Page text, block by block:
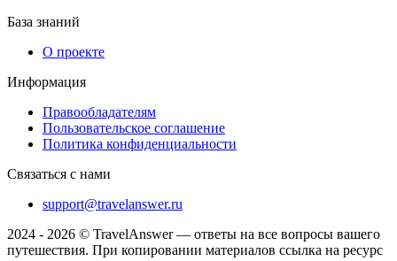
База знаний
О проекте
Информация
Правообладателям
Пользовательское соглашение
Политика конфиденциальности
Связаться с нами
support@travelanswer.ru
2024 - 2026 © TravelAnswer — ответы на все вопросы вашего
путешествия. При копировании материалов ссылка на ресурс